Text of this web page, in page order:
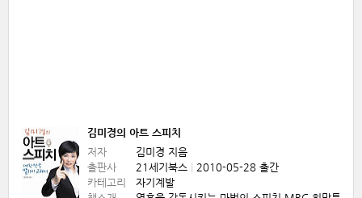
김미경의 아트 스피치
저자
김미경 지음
출판사
21세기북스
2010-05-28 출간
카테고리
자기계발